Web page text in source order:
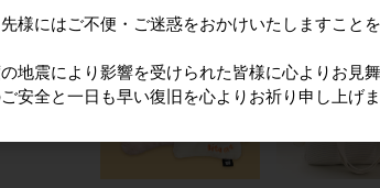
様にはご不便・ご迷惑をおかけいたしますこと
地震により影響を受けられた皆様に心よりお見
安全と一日も早い復旧を心よりお祈り申し上げま